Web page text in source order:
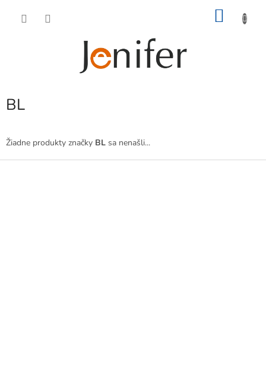
BL
Žiadne produkty značky BL sa nenašli...
Z